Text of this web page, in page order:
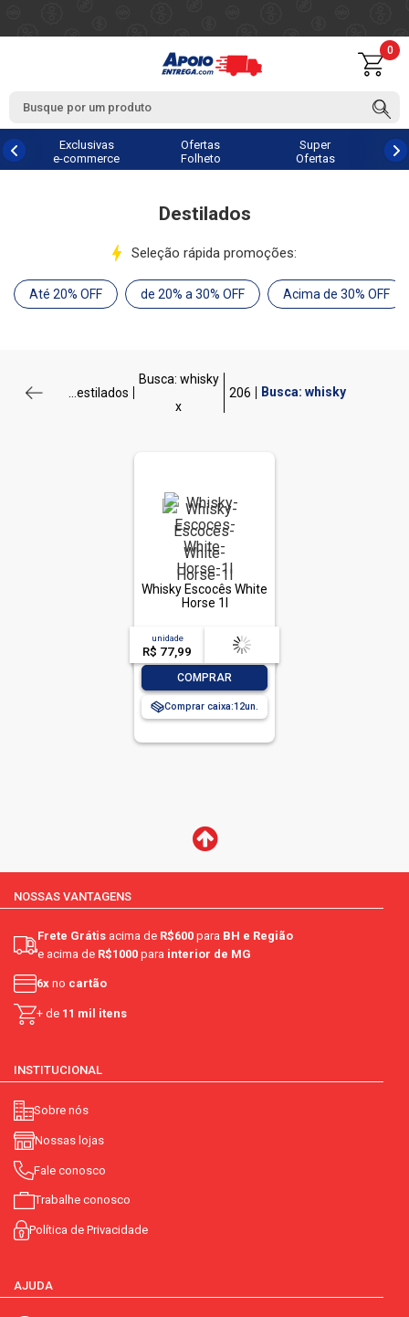
0
Exclusivas
e-commerce
Ofertas
Folheto
Super
Ofertas
Destilados
Seleção rápida promoções:
Até 20% OFF de 20% a 30% OFF Acima de 30% OFF
...estilados
Busca: whisky
x
206 Busca: whisky
Whisky Escocês White
Horse 1l
unidade
R$ 77,99
acima de
-- --,--un.
COMPRAR
Comprar caixa:12
NOSSAS VANTAGENS
Frete Grátis acima de R$600 para BH e Região
e acima de R$1000 para interior de MG
6x no cartão
+ de 11 mil itens
INSTITUCIONAL
Sobre nós
Nossas lojas
Fale conosco
Trabalhe conosco
Política de Privacidade
AJUDA